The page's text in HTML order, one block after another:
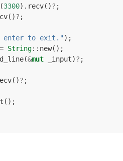
(3300). recv()? ;
()? ;
enter to exit." );
= String:: new();
(&mut _input)? ;
()? ;
();